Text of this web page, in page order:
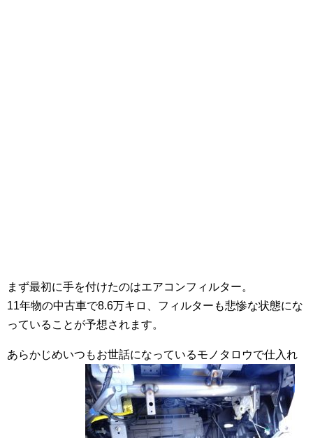
まず最初に手を付けたのはエアコンフィルター。
11年物の中古車で8.6万キロ、フィルターも悲惨な状態にな
っていることが予想されます。
あらかじめいつもお世話になっているモノタロウで仕入れ